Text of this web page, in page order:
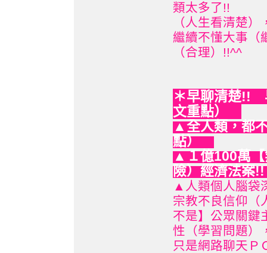
類太多了!!
（人生看清楚
繼續不懂大事（
（合理）!!^^
＊早聊清楚!!
文重點）
▲全人類，都
點）
▲１億100萬【
險）經濟法
▲人類個人腦袋
宗教不良信仰（
不是】公眾關鍵
性（學習問題）
只是網路聊天Ｐ